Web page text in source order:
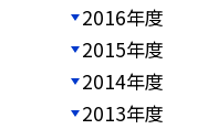
2016年度
2015年度
2014年度
2013年度